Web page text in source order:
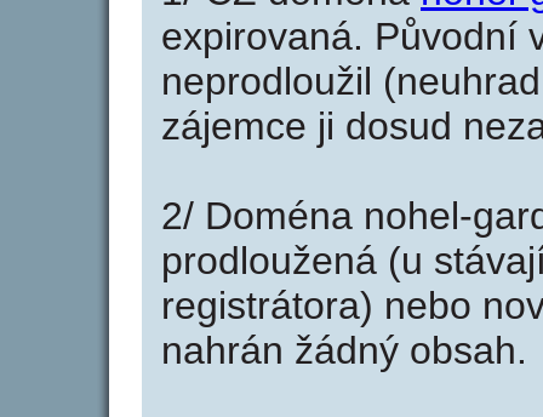
expirovaná. Původní
neprodloužil
zájemce ji dosud
2/ Doména nohel-
prodloužená (u
registrátora) nebo
nahrán žádný obsah.